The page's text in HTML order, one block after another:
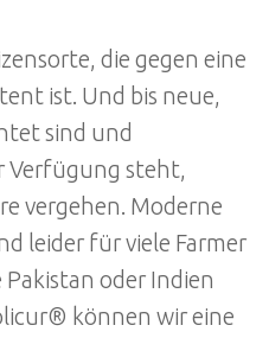
die gegen eine
ist. Und bis neue,
sind und
Verfügung steht,
vergehen. Moderne
leider für viele Farmer
oder Indien
können wir eine